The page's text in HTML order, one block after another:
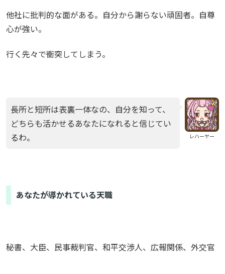
他社に批判的な面がある。自分から謝らない頑固者。自尊
心が強い。
行く先々で衝突してしまう。
レハーヤー
長所と短所は表裏一体なの、自分を知って、
どちらも活かせるあなたになれると信じてい
るわ。
あなたが導かれている天職
秘書、大臣、民事裁判官、和平交渉人、広報関係、外交官